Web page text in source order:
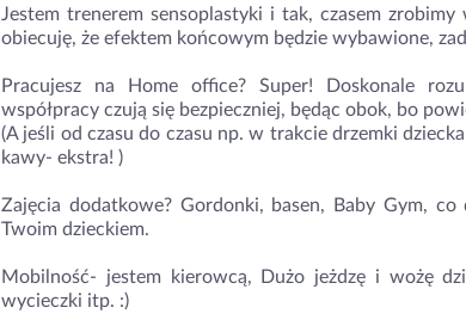
Jestem trenerem sensoplastyki i tak, czasem
obiecuję, że efektem końcowym będzie wybawione,
Pracujesz na Home office? Super! Doskonale
współpracy czują się bezpieczniej, będąc obok, bo
(A jeśli od czasu do czasu np. w trakcie drzemki
kawy- ekstra! )
Zajęcia dodatkowe? Gordonki, basen, Baby Gym, co
Twoim dzieckiem.
️Mobilność- jestem kierowcą, Dużo jeżdzę i wożę
wycieczki itp. :)